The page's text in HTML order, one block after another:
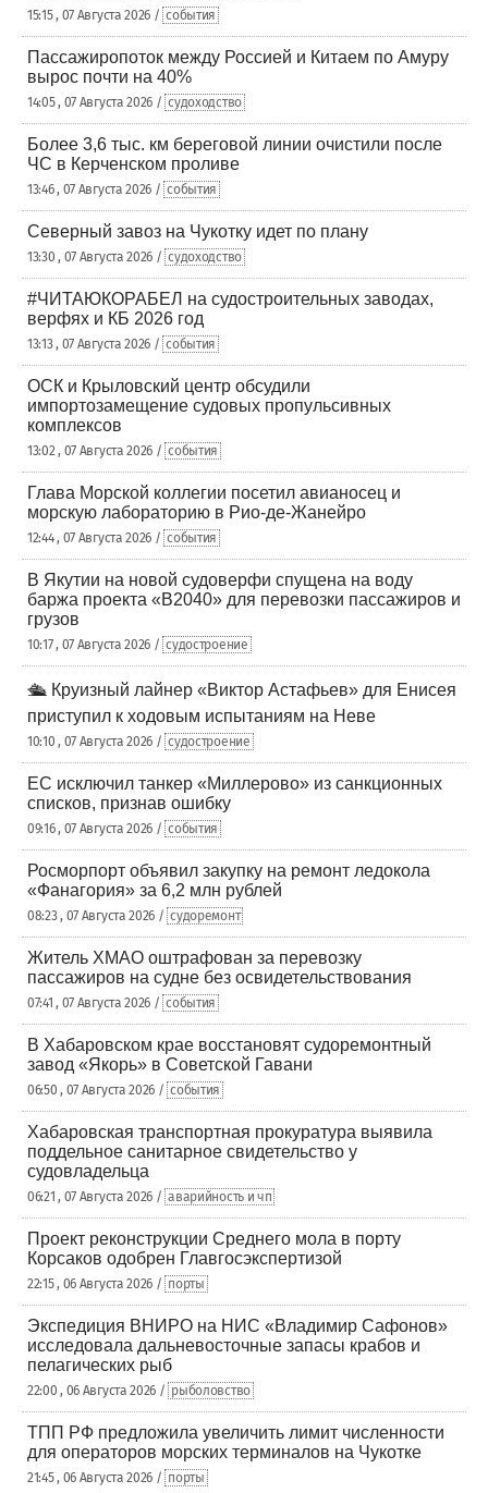
15:15 , 07 Августа 2026 / события
Пассажиропоток между Россией и Китаем по Амуру
вырос почти на 40%
14:05 , 07 Августа 2026 / судоходство
Более 3,6 тыс. км береговой линии очистили после
ЧС в Керченском проливе
13:46 , 07 Августа 2026 / события
Северный завоз на Чукотку идет по плану
13:30 , 07 Августа 2026 / судоходство
#ЧИТАЮКОРАБЕЛ на судостроительных заводах,
верфях и КБ 2026 год
13:13 , 07 Августа 2026 / события
ОСК и Крыловский центр обсудили
импортозамещение судовых пропульсивных
комплексов
13:02 , 07 Августа 2026 / события
Глава Морской коллегии посетил авианосец и
морскую лабораторию в Рио-де-Жанейро
12:44 , 07 Августа 2026 / события
В Якутии на новой судоверфи спущена на воду
баржа проекта «В2040» для перевозки пассажиров и
грузов
10:17 , 07 Августа 2026 / судостроение
🛳️ Круизный лайнер «Виктор Астафьев» для Енисея
приступил к ходовым испытаниям на Неве
10:10 , 07 Августа 2026 / судостроение
ЕС исключил танкер «Миллерово» из санкционных
списков, признав ошибку
09:16 , 07 Августа 2026 / события
Росморпорт объявил закупку на ремонт ледокола
«Фанагория» за 6,2 млн рублей
08:23 , 07 Августа 2026 / судоремонт
Житель ХМАО оштрафован за перевозку
пассажиров на судне без освидетельствования
07:41 , 07 Августа 2026 / события
В Хабаровском крае восстановят судоремонтный
завод «Якорь» в Советской Гавани
06:50 , 07 Августа 2026 / события
Хабаровская транспортная прокуратура выявила
поддельное санитарное свидетельство у
судовладельца
06:21 , 07 Августа 2026 / аварийность и чп
Проект реконструкции Среднего мола в порту
Корсаков одобрен Главгосэкспертизой
22:15 , 06 Августа 2026 / порты
Экспедиция ВНИРО на НИС «Владимир Сафонов»
исследовала дальневосточные запасы крабов и
пелагических рыб
22:00 , 06 Августа 2026 / рыболовство
ТПП РФ предложила увеличить лимит численности
для операторов морских терминалов на Чукотке
21:45 , 06 Августа 2026 / порты